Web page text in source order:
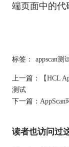
端页面中的代
标签： appscan测
上一篇：
【HCL
测试
下一篇：
读者也访问过